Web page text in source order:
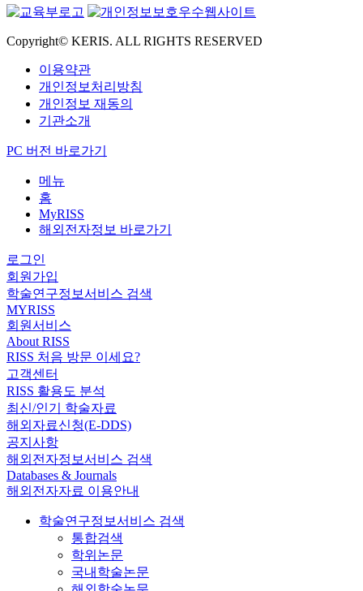
Copyright© KERIS. ALL RIGHTS RESERVED
이용약관
개인정보처리방침
개인정보 재동의
기관소개
PC 버전 바로가기
메뉴
홈
MyRISS
해외전자정보 바로가기
로그인
회원가입
학술연구정보서비스 검색
MYRISS
회원서비스
About RISS
RISS 처음 방문 이세요?
고객센터
RISS 활용도 분석
최신/인기 학술자료
해외자료신청(E-DDS)
공지사항
해외전자정보서비스 검색
Databases & Journals
해외전자자료 이용안내
학술연구정보서비스 검색
통합검색
학위논문
국내학술논문